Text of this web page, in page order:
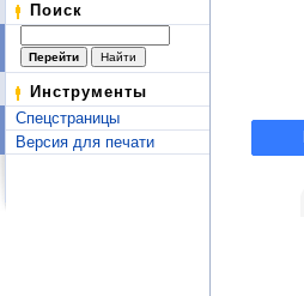
Поиск
Инструменты
Спецстраницы
Версия для печати